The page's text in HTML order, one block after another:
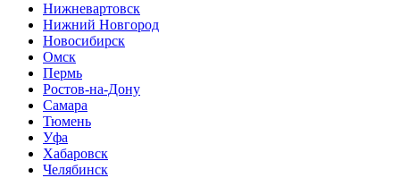
Нижневартовск
Нижний Новгород
Новосибирск
Омск
Пермь
Ростов-на-Дону
Самара
Тюмень
Уфа
Хабаровск
Челябинск